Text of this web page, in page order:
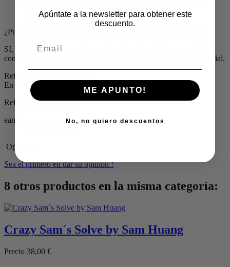
manejos
¿Puedes hacer esta rutina sin saber resolver el cubo de Rubik?
SI, PUEDES. Si lo mezclas accidentalmente , incluye una guía
completa sobre cómo resolverlo usando una aplicación en el tutorial.
Referencia
En stock 1 Artículo
Referencias específicas
ean13
Opiniones
Sea el primero en dar su opinión !
8 otros productos en la misma categoría:
Crazy Sam´s Solve by Sam Huang
Precio 38,00 €
Apúntate a la newsletter para obtener este
descuento.
ME APUNTO!
No, no quiero descuentos